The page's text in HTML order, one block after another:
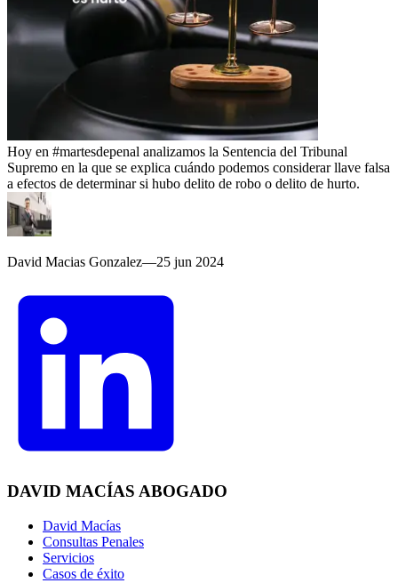
Hoy en #martesdepenal analizamos la Sentencia del Tribunal
Supremo en la que se explica cuándo podemos considerar llave falsa
a efectos de determinar si hubo delito de robo o delito de hurto.
David Macias Gonzalez—25 jun 2024
DAVID MACÍAS ABOGADO
David Macías
Consultas Penales
Servicios
Casos de éxito